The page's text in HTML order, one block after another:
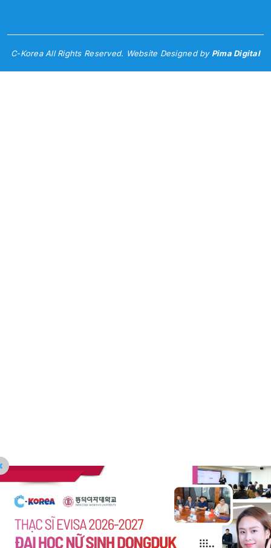
C-Korea All Rights Reserved. Website Designed by Pima Digital